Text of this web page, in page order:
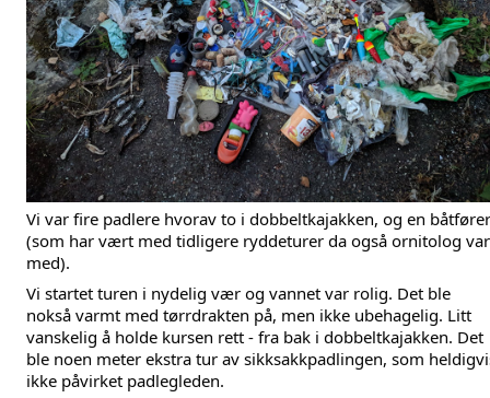
Vi var fire padlere hvorav to i dobbeltkajakken, og en båtfører
(som har vært med tidligere ryddeturer da også ornitolog var
med).
Vi startet turen i nydelig vær og vannet var rolig. Det ble
nokså varmt med tørrdrakten på, men ikke ubehagelig. Litt
vanskelig å holde kursen rett - fra bak i dobbeltkajakken. Det
ble noen meter ekstra tur av sikksakkpadlingen, som
ikke påvirket padlegleden.